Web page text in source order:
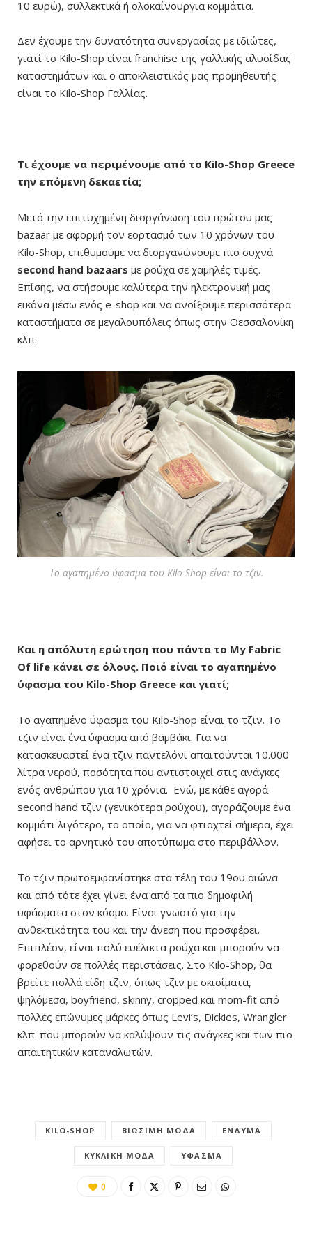
10 ευρώ), συλλεκτικά ή ολοκαίνουργια κομμάτια.
Δεν έχουμε την δυνατότητα συνεργασίας με ιδιώτες,
γιατί το Kilo-Shop είναι franchise της γαλλικής αλυσίδας
καταστημάτων και ο αποκλειστικός μας προμηθευτής
είναι το Kilo-Shop Γαλλίας.
Τι έχουμε να περιμένουμε από το Kilo-Shop Greece
την επόμενη δεκαετία;
Μετά την επιτυχημένη διοργάνωση του πρώτου μας
bazaar με αφορμή τον εορτασμό των 10 χρόνων του
Kilo-Shop, επιθυμούμε να διοργανώνουμε πιο συχνά
second hand bazaars με ρούχα σε χαμηλές τιμές.
Επίσης, να στήσουμε καλύτερα την ηλεκτρονική μας
εικόνα μέσω ενός e-shop και να ανοίξουμε περισσότερα
καταστήματα σε μεγαλουπόλεις όπως στην Θεσσαλονίκη
κλπ.
Το αγαπημένο ύφασμα του Kilo-Shop είναι το τζιν.
Και η απόλυτη ερώτηση που πάντα το My Fabric
Of life κάνει σε όλους. Ποιό είναι το αγαπημένο
ύφασμα του Kilo-Shop Greece και γιατί;
Το αγαπημένο ύφασμα του Kilo-Shop είναι το τζιν. Το
τζιν είναι ένα ύφασμα από βαμβάκι. Για να
κατασκευαστεί ένα τζιν παντελόνι απαιτούνται 10.000
λίτρα νερού, ποσότητα που αντιστοιχεί στις ανάγκες
ενός ανθρώπου για 10 χρόνια. Ενώ, με κάθε αγορά
second hand τζιν (γενικότερα ρούχου), αγοράζουμε ένα
κομμάτι λιγότερο, το οποίο, για να φτιαχτεί σήμερα, έχει
αφήσει το αρνητικό του αποτύπωμα στο περιβάλλον.
Το τζιν πρωτοεμφανίστηκε στα τέλη του 19ου αιώνα
και από τότε έχει γίνει ένα από τα πιο δημοφιλή
υφάσματα στον κόσμο. Είναι γνωστό για την
ανθεκτικότητα του και την άνεση που προσφέρει.
Επιπλέον, είναι πολύ ευέλικτα ρούχα και μπορούν να
φορεθούν σε πολλές περιστάσεις. Στο Kilo-Shop, θα
βρείτε πολλά είδη τζιν, όπως τζιν με σκισίματα,
ψηλόμεσα, boyfriend, skinny, cropped και mom-fit από
πολλές επώνυμες μάρκες όπως Levi’s, Dickies, Wrangler
κλπ. που μπορούν να καλύψουν τις ανάγκες και των πιο
απαιτητικών καταναλωτών.
KILO-SHOP ΒΙΏΣΙΜΗ ΜΌΔΑ ΈΝΔΥΜΑ
ΚΥΚΛΙΚΉ ΜΌΔΑ ΎΦΑΣΜΑ
0